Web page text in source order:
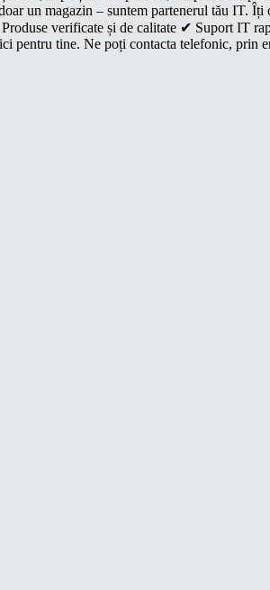
un magazin – suntem partenerul tău IT.
verificate și de calitate ✔ Suport IT
pentru tine. Ne poți contacta telefonic, prin